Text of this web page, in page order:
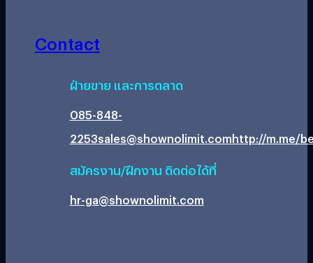
Contact
ฝ่ายขาย และการตลาด
085-848-
2253sales@shownolimit.comhttp://m.me/
สมัครงาน/ฝึกงาน ติดต่อได้ที่
hr-ga@shownolimit.com